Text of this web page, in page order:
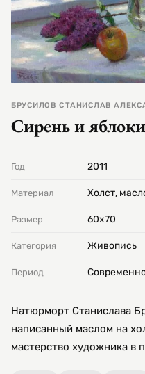
БРУСИЛОВ СТАНИСЛАВ
Сирень и яблоки
Год 2011
Материал Холст,
Размер 60х70
Категория Живопись
Период
Натюрморт Станислава
написанный маслом на
мастерство художника в